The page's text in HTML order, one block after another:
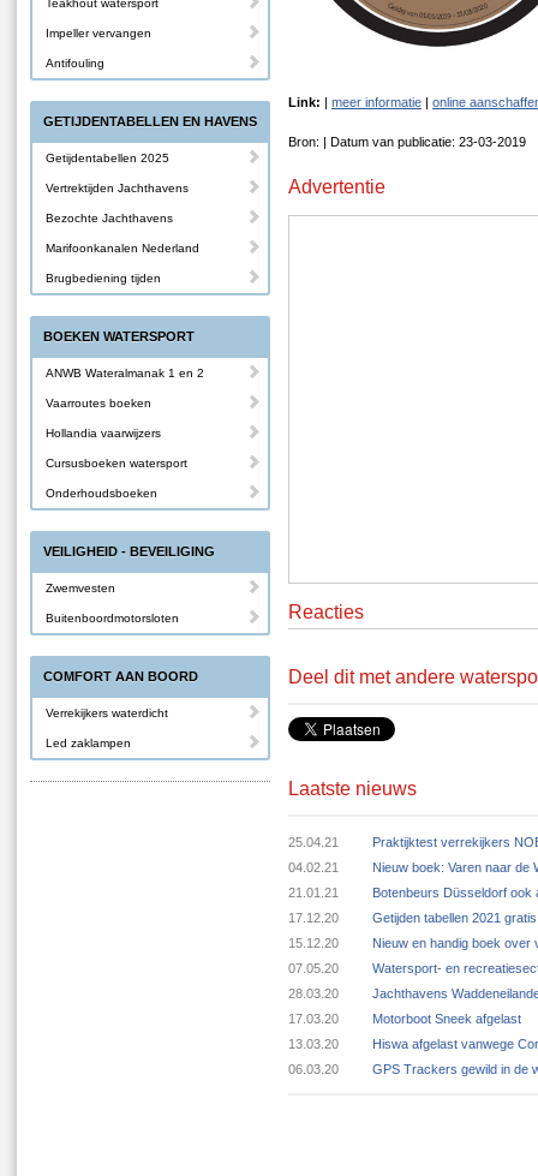
Link: | meer informatie | online
Bron: | Datum van publicatie: 23-03-2019
Advertentie
Reacties
Deel dit met andere
Laatste nieuws
25.04.21
Praktijktest verrekijkers
04.02.21
Nieuw boek: Varen naar de
21.01.21
Botenbeurs Düsseldorf ook
17.12.20
Getijden tabellen 2021
15.12.20
Nieuw en handig boek over
07.05.20
Watersport- en
28.03.20
Jachthavens
17.03.20
Motorboot Sneek afgelast
13.03.20
Hiswa afgelast vanwege
06.03.20
GPS Trackers gewild in de
Teakhout watersport
Impeller vervangen
Antifouling
GETIJDENTABELLEN EN HAVENS
Getijdentabellen 2025
Vertrektijden Jachthavens
Bezochte Jachthavens
Marifoonkanalen Nederland
Brugbediening tijden
BOEKEN WATERSPORT
ANWB Wateralmanak 1 en 2
Vaarroutes boeken
Hollandia vaarwijzers
Cursusboeken watersport
Onderhoudsboeken
VEILIGHEID - BEVEILIGING
Zwemvesten
Buitenboordmotorsloten
COMFORT AAN BOORD
Verrekijkers waterdicht
Led zaklampen